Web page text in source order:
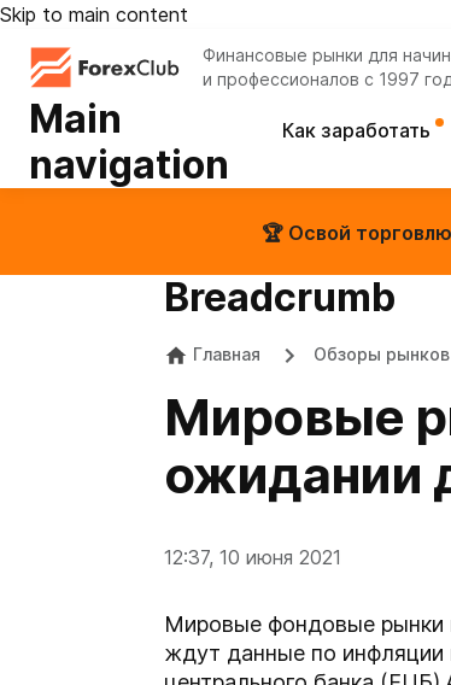
Skip to main content
Финансовые рынки для
и профессионалов с 1997
Main
navigation
Как заработать
🏆 Освой
Breadcrumb
Главная Обзоры рынков
Мировые
ожидании
12:37, 10 июня 2021
Мировые фондовые рынки
ждут данные по инфляции